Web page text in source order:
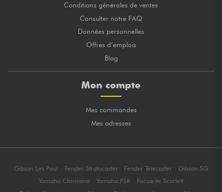
Conditions générales de ventes
Consulter notre FAQ
Données personnelles
Offres d’emplois
Blog
Mon compte
Mes commandes
Mes adresses
Gibson Les Paul Fender Stratocaster Fender Telecaster
Gibson SG
Yamaha Clavinova
Yamaha PSR
Focusrite Scarlett